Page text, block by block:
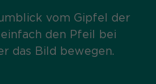
vom Gipfel der
einfach den Pfeil bei
das Bild bewegen.